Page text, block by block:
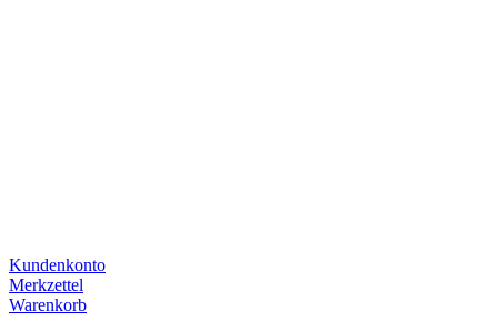
Kundenkonto
Merkzettel
Warenkorb